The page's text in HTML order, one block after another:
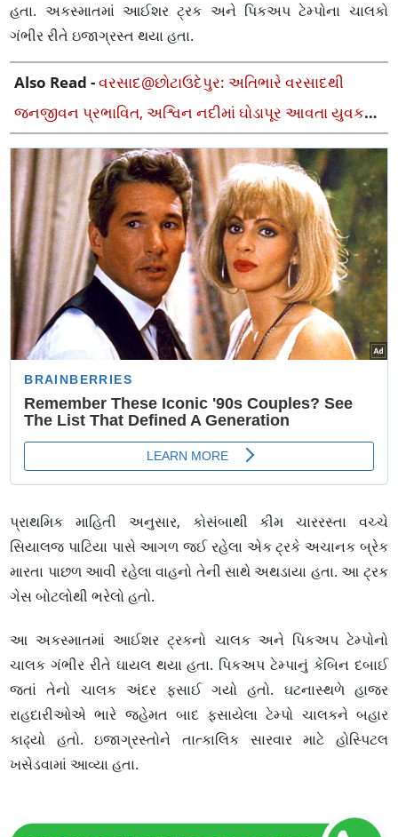
હતા. અકસ્માતમાં આઈશર ટ્રક અને પિકઅપ ટેમ્પોના ચાલકો
ગંભીર રીતે ઇજાગ્રસ્ત થયા હતા.
Also Read -વરસાદ@છોટાઉદેપુર: અતિભારે વરસાદથી
જનજીવન પ્રભાવિત, અશ્વિન નદીમાં ઘોડાપૂર આવતા યુવક
ફસાયો
પ્રાથમિક માહિતી અનુસાર, કોસંબાથી કીમ ચારરસ્તા વચ્ચે
સિયાલજ પાટિયા પાસે આગળ જઈ રહેલા એક ટ્રકે અચાનક બ્રેક
મારતા પાછળ આવી રહેલા વાહનો તેની સાથે અથડાયા હતા. આ ટ્રક
ગેસ બોટલોથી ભરેલો હતો.
આ અકસ્માતમાં આઈશર ટ્રકનો ચાલક અને પિકઅપ ટેમ્પોનો
ચાલક ગંભીર રીતે ઘાયલ થયા હતા. પિકઅપ ટેમ્પાનું કેબિન દબાઈ
જતાં તેનો ચાલક અંદર ફસાઈ ગયો હતો. ઘટનાસ્થળે હાજર
રાહદારીઓએ ભારે જહેમત બાદ ફસાયેલા ટેમ્પો ચાલકને બહાર
કાઢ્યો હતો. ઇજાગ્રસ્તોને તાત્કાલિક સારવાર માટે હોસ્પિટલ
ખસેડવામાં આવ્યા હતા.